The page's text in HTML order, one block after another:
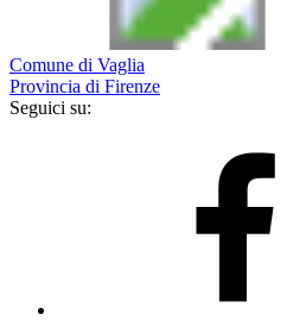
Comune di Vaglia
Provincia di Firenze
Seguici su: